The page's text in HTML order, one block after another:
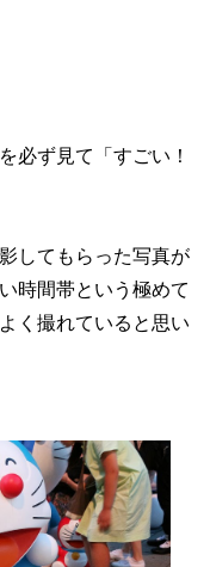
必ず見て「すごい！
してもらった写真が
時間帯という極めて
く撮れていると思い